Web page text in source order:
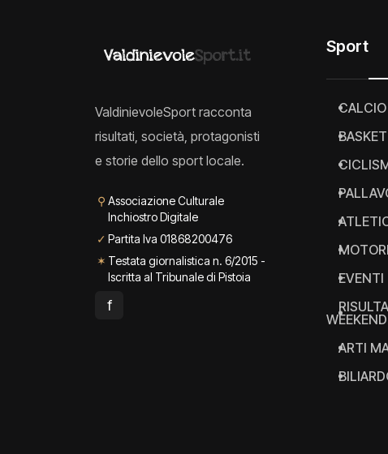
ValdinievoleSport racconta
risultati, società, protagonisti
e storie dello sport locale.
⚲ Associazione Culturale
Inchiostro Digitale
✓ Partita Iva 01868200476
✶ Testata giornalistica n. 6/2015 -
Iscritta al Tribunale di Pistoia
f
Sport
CALCIO
BASKET
MOTORI
EVENTI
WEEKEND
ARTI